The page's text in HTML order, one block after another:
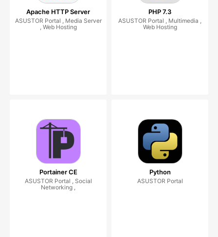
Apache HTTP Server
ASUSTOR Portal , Media Server
, Web Hosting
PHP 7.3
ASUSTOR Portal , Multimedia ,
Web Hosting
Portainer CE
ASUSTOR Portal , Social
Networking ,
Python
ASUSTOR Portal